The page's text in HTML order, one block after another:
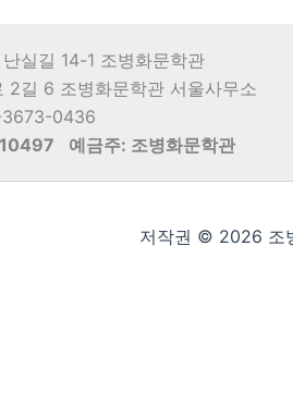
실길 14-1 조병화문학관
길 6 조병화문학관 서울사무소
0436
예금주: 조병화문학관
저작권 © 2026 조